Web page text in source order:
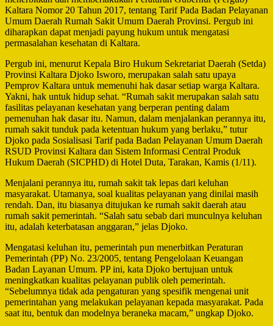
Kaltara Nomor 20 Tahun 2017, tentang Tarif Pada Badan Pelayanan
Umum Daerah Rumah Sakit Umum Daerah Provinsi. Pergub ini
diharapkan dapat menjadi payung hukum untuk mengatasi
permasalahan kesehatan di Kaltara.
Pergub ini, menurut Kepala Biro Hukum Sekretariat Daerah (Setda)
Provinsi Kaltara Djoko Isworo, merupakan salah satu upaya
Pemprov Kaltara untuk memenuhi hak dasar setiap warga Kaltara.
Yakni, hak untuk hidup sehat. “Rumah sakit merupakan salah satu
fasilitas pelayanan kesehatan yang berperan penting dalam
pemenuhan hak dasar itu. Namun, dalam menjalankan perannya itu,
rumah sakit tunduk pada ketentuan hukum yang berlaku,” tutur
Djoko pada Sosialisasi Tarif pada Badan Pelayanan Umum Daerah
RSUD Provinsi Kaltara dan Sistem Informasi Central Produk
Hukum Daerah (SICPHD) di Hotel Duta, Tarakan, Kamis (1/11).
Menjalani perannya itu, rumah sakit tak lepas dari keluhan
masyarakat. Utamanya, soal kualitas pelayanan yang dinilai masih
rendah. Dan, itu biasanya ditujukan ke rumah sakit daerah atau
rumah sakit pemerintah. “Salah satu sebab dari munculnya keluhan
itu, adalah keterbatasan anggaran,” jelas Djoko.
Mengatasi keluhan itu, pemerintah pun menerbitkan Peraturan
Pemerintah (PP) No. 23/2005, tentang Pengelolaan Keuangan
Badan Layanan Umum. PP ini, kata Djoko bertujuan untuk
meningkatkan kualitas pelayanan publik oleh pemerintah.
“Sebelumnya tidak ada pengaturan yang spesifik mengenai unit
pemerintahan yang melakukan pelayanan kepada masyarakat. Pada
saat itu, bentuk dan modelnya beraneka macam,” ungkap Djoko.